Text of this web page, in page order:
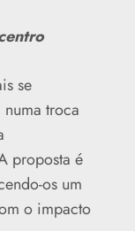
se
troca
proposta é
os um
o impacto